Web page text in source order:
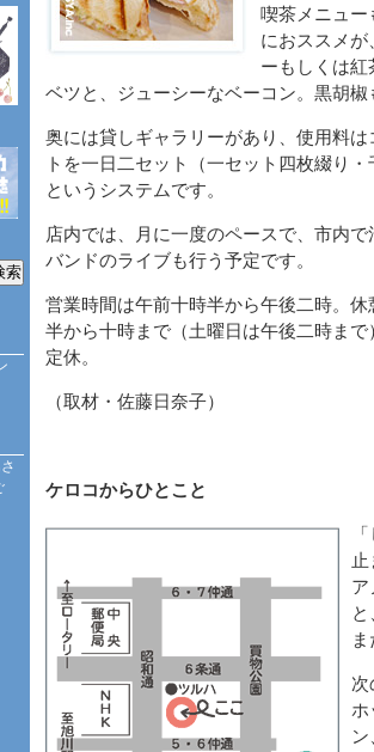
喫茶メニュ
におススメ
ーもしくは
ベツと、ジューシーなベーコン。黒胡
奥には貸しギャラリーがあり、使用料は
トを一日二セット（一セット四枚綴り
というシステムです。
店内では、月に一度のペースで、市内
バンドのライブも行う予定です。
営業時間は午前十時半から午後二時。休
半から十時まで（土曜日は午後二時まで
定休。
（取材・佐藤日奈子）
ケロコからひとこと
ア
次
ホ